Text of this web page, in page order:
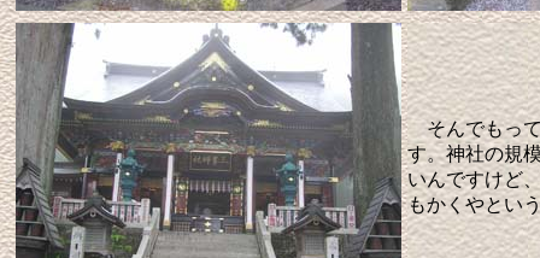
そんでもって
す。神社の規
いんですけど
もかくやとい